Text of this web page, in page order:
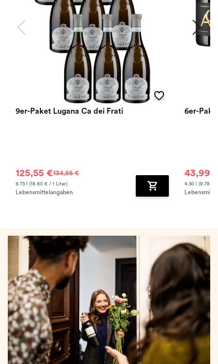
9er-Paket Lugana Ca dei Frati
125,55 €134,55 €
6.75 l (18.60 € / 1 Liter)
Lebensmittelangaben Zum Warenkorb
6er-
43,99
4.50 l (9.78 € /